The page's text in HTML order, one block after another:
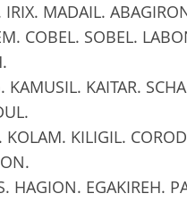
IRIX. MADAIL.
COBEL. SOBEL.
KAMUSIL. KAITAR.
KOLAM. KILIGIL.
HAGION. EGAKIREH.